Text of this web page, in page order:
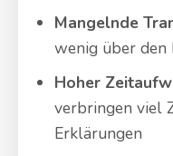
Mangelnde
wenig über
Hoher
verbringen viel
Erklärungen